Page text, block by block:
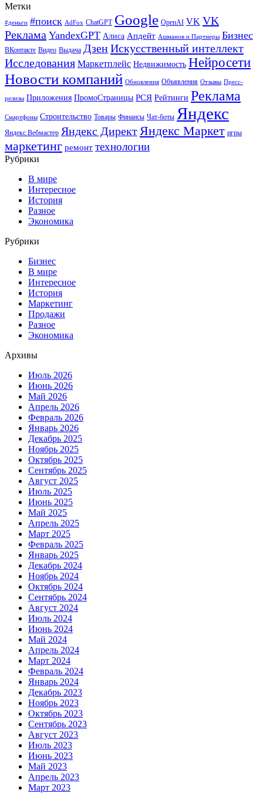
Метки
#деньги #поиск AdFox ChatGPT Google OpenAI VK VK
Реклама YandexGPT Алиса Апдейт Ашманов и Партнеры Бизнес
ВКонтакте Видео Выдача ДзенИскусственный интеллект
Исследования Маркетплейс Недвижимость Нейросети
Новости компаний Обновления Объявления Отзывы Пресс-
релизы Приложения ПромоСтраницы РСЯ Рейтинги Реклама
Смартфоны Строительство Товары Финансы Чат-боты Яндекс
Яндекс.Вебмастер Яндекс Директ Яндекс Маркет игры
маркетинг ремонт технологии
Рубрики
В мире
Интересное
История
Разное
Экономика
Рубрики
Бизнес
В мире
Интересное
История
Маркетинг
Продажи
Разное
Экономика
Архивы
Июль 2026
Июнь 2026
Май 2026
Апрель 2026
Февраль 2026
Январь 2026
Декабрь 2025
Ноябрь 2025
Октябрь 2025
Сентябрь 2025
Август 2025
Июль 2025
Июнь 2025
Май 2025
Апрель 2025
Март 2025
Февраль 2025
Январь 2025
Декабрь 2024
Ноябрь 2024
Октябрь 2024
Сентябрь 2024
Август 2024
Июль 2024
Июнь 2024
Май 2024
Апрель 2024
Март 2024
Февраль 2024
Январь 2024
Декабрь 2023
Ноябрь 2023
Октябрь 2023
Сентябрь 2023
Август 2023
Июль 2023
Июнь 2023
Май 2023
Апрель 2023
Март 2023